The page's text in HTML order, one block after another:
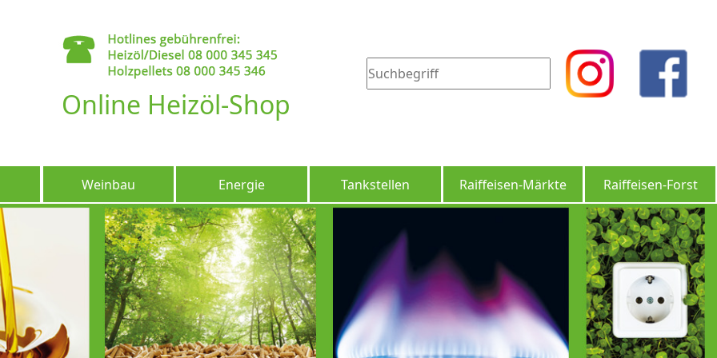
Online Heizöl-Shop
Weinbau Energie Tankstellen Raiffeisen-Märkte Raiffeisen-Forst